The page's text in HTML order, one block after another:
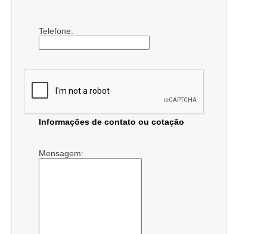
Telefone:
Informações de contato ou cotação
Mensagem: